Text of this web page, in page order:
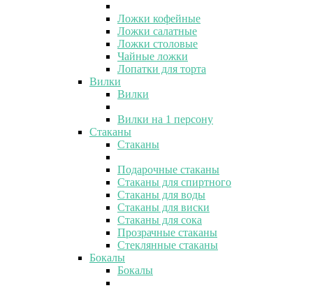
Ложки кофейные
Ложки салатные
Ложки столовые
Чайные ложки
Лопатки для торта
Вилки
Вилки
Вилки на 1 персону
Стаканы
Стаканы
Подарочные стаканы
Стаканы для спиртного
Стаканы для воды
Стаканы для виски
Стаканы для сока
Прозрачные стаканы
Стеклянные стаканы
Бокалы
Бокалы